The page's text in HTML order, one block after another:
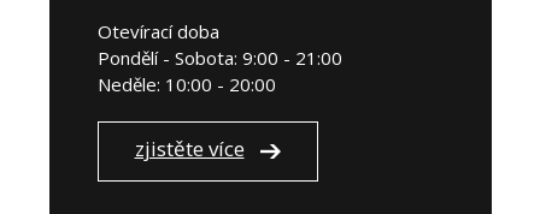
Otevírací doba
Pondělí - Sobota: 9:00 - 21:00
Neděle: 10:00 - 20:00
zjistěte více